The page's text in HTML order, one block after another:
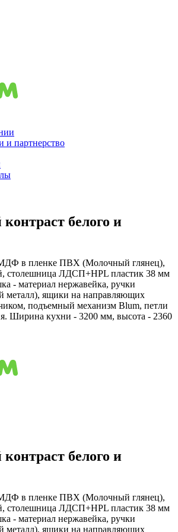
и партнерство
белого и
в пленке ПВХ (Молочный глянец),
столешница ЛДСП+HPL пластик 38 мм
- материал нержавейка, ручки
металл), ящики на направляющих
подъемный механизм Blum, петли
Ширина кухни - 3200 мм, высота - 2360
белого и
в пленке ПВХ (Молочный глянец),
столешница ЛДСП+HPL пластик 38 мм
- материал нержавейка, ручки
металл), ящики на направляющих